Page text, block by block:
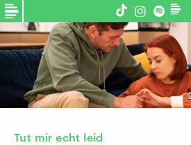
Tut mir echt leid